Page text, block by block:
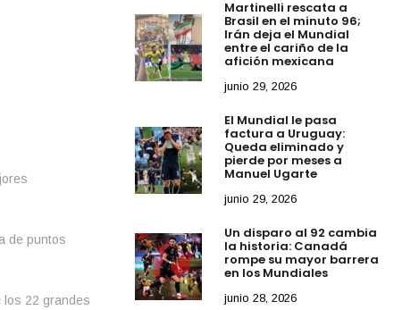
de puntos
los 22 grandes
Martinelli rescata a
Brasil en el minuto 96;
Irán deja el Mundial
entre el cariño de la
afición mexicana
junio 29, 2026
El Mundial le pasa
factura a Uruguay:
Queda eliminado y
pierde por meses a
Manuel Ugarte
junio 29, 2026
Un disparo al 92 cambia
la historia: Canadá
rompe su mayor barrera
en los Mundiales
junio 28, 2026